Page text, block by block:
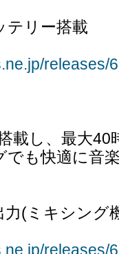
テリー搭載
releases/
載し、最大40
でも快適に音
(ミキシング
releases/